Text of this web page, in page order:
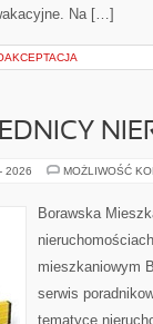
Na […]
2026 MOŻLIWOŚĆ
Borawska
mieszkaniowym
serwis
tematyce